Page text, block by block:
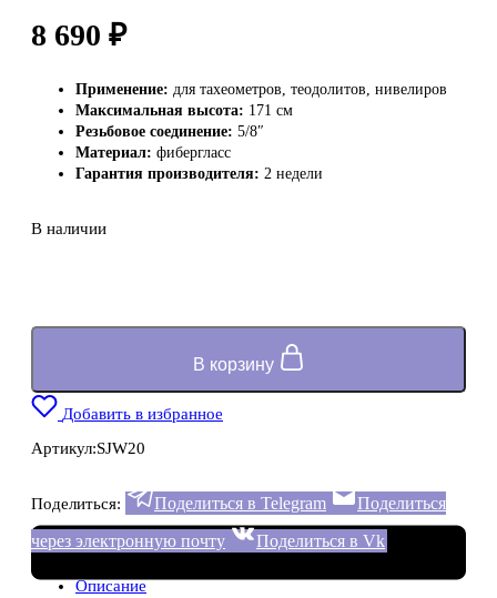
8 690 ₽
Применение: для тахеометров, теодолитов, нивелиров
Максимальная высота: 171 см
Резьбовое соединение: 5/8″
Материал: фибергласc
Гарантия производителя: 2 недели
В наличии
В корзину
Добавить в избранное
Артикул:SJW20
Поделиться: Поделиться в Telegram
Поделиться
через электронную почту
Поделиться в Vk
Описание